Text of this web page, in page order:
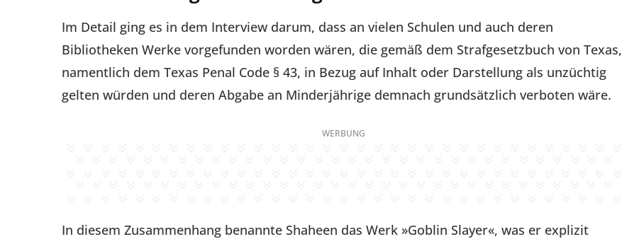
Im Detail ging es in dem Interview darum, dass an vielen Schulen und auch deren
Bibliotheken Werke vorgefunden worden wären, die gemäß dem Strafgesetzbuch von Texas,
namentlich dem Texas Penal Code § 43, in Bezug auf Inhalt oder Darstellung als unzüchtig
gelten würden und deren Abgabe an Minderjährige demnach grundsätzlich verboten wäre.
WERBUNG
In diesem Zusammenhang benannte Shaheen das Werk »Goblin Slayer«, was er explizit